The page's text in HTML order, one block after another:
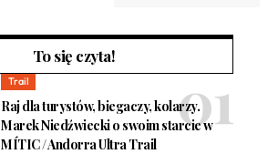
To się czyta!
Trail
Raj dla turystów, biegaczy, kolarzy.
Marek Niedźwiecki o swoim starcie w
MÍTIC / Andorra Ultra Trail